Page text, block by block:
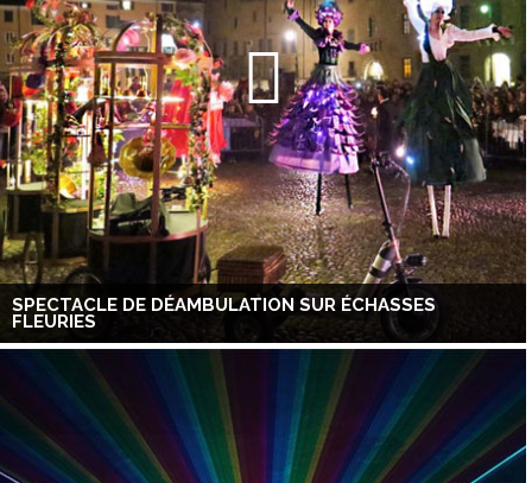
SPECTACLE DE DÉAMBULATION SUR ÉCHASSES
FLEURIES